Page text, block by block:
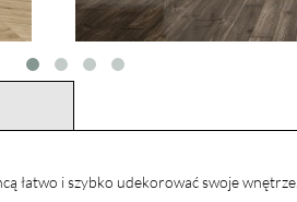
łatwo i szybko udekorować swoje wnętrze.